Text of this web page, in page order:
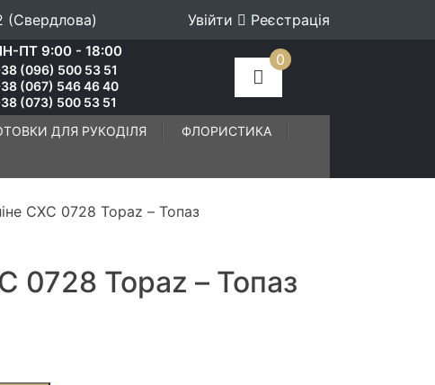
(Свердлова) Увійти Реєстрація
ПТ 9:00 - 18:00
(096) 500 53 51
(067) 546 46 40
(073) 500 53 51
0
ДЛЯ РУКОДІЛЯ ФЛОРИСТИКА
СХС 0728 Topaz – Топаз
0728 Topaz – Топаз